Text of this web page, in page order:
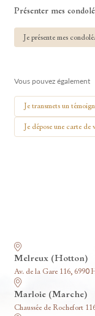
Présenter mes
Je présente mes
Vous pouvez également
Je transmets un
Je dépose une carte de
Melreux (Hotton)
Av. de la Gare 116, 6990
Marloie (Marche)
Chaussée de Rochefort